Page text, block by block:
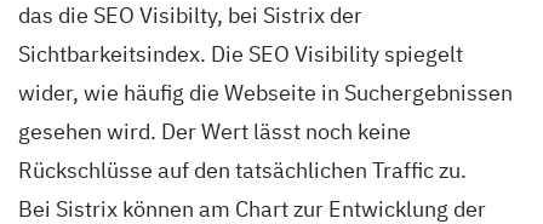
das die SEO Visibilty, bei Sistrix der
Sichtbarkeitsindex. Die SEO Visibility spiegelt
wider, wie häufig die Webseite in Suchergebnissen
gesehen wird. Der Wert lässt noch keine
Rückschlüsse auf den tatsächlichen Traffic zu.
Bei Sistrix können am Chart zur Entwicklung der